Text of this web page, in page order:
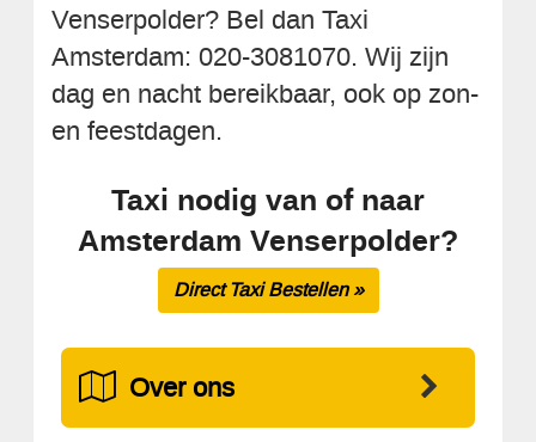
Venserpolder? Bel dan Taxi
Amsterdam: 020-3081070. Wij zijn
dag en nacht bereikbaar, ook op zon-
en feestdagen.
Taxi nodig van of naar
Amsterdam Venserpolder?
Direct Taxi Bestellen »
Over ons